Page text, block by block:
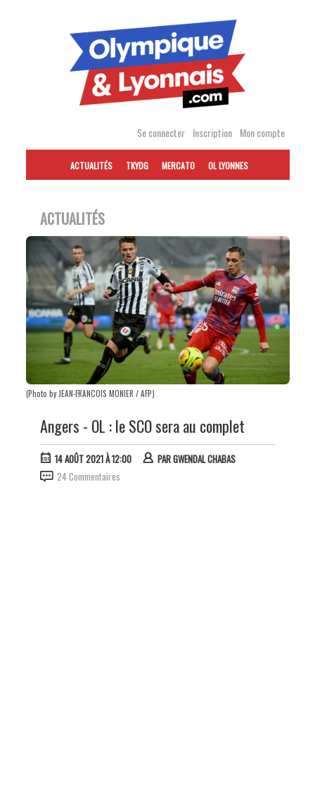
Se connecter Inscription Mon compte
ACTUALITÉS TKYDG MERCATO OL LYONNES
ACTUALITÉS
(Photo by JEAN-FRANCOIS MONIER / AFP)
Angers - OL : le SCO sera au complet
14 AOÛT 2021 À 12:00 PARGWENDAL CHABAS
24 Commentaires